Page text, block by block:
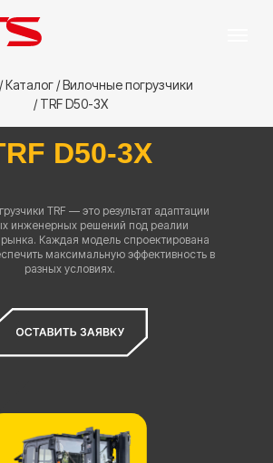
/Каталог / Вилочныепогрузчики
/ TRF D50-3X
D50-3X
TRF — это результат адаптации
инженерных решений под реалии
Каждая модель спроектирована
максимальную эффективность в
разных условиях.